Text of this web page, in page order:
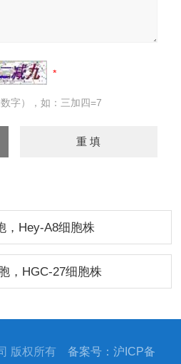
字），如：三加四=7
，Hey-A8细胞株
，HGC-27细胞株
司 版权所有备案号：沪ICP备